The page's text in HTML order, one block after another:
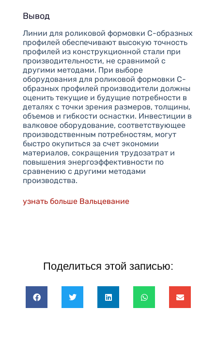
Вывод
Линии для роликовой формовки С-образных
профилей обеспечивают высокую точность
профилей из конструкционной стали при
производительности, не сравнимой с
другими методами. При выборе
оборудования для роликовой формовки С-
образных профилей производители должны
оценить текущие и будущие потребности в
деталях с точки зрения размеров, толщины,
объемов и гибкости оснастки. Инвестиции в
валковое оборудование, соответствующее
производственным потребностям, могут
быстро окупиться за счет экономии
материалов, сокращения трудозатрат и
повышения энергоэффективности по
сравнению с другими методами
производства.
узнать больше Вальцевание
Поделиться этой записью: